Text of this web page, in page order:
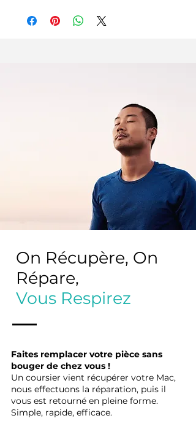
On Récupère, On
Répare,
Vous Respirez
Faites remplacer votre pièce sans
bouger de chez vous !
Un coursier vient récupérer votre Mac,
nous effectuons la réparation, puis il
vous est retourné en pleine forme.
Simple, rapide, efficace.